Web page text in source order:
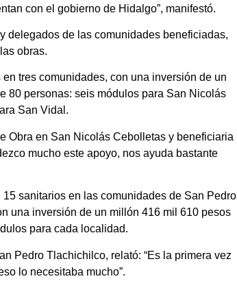
con el gobierno de Hidalgo”, manifestó.
delegados de las comunidades beneficiadas,
obras.
tres comunidades, con una inversión de un
80 personas: seis módulos para San Nicolás
San Vidal.
Obra en San Nicolás Cebolletas y beneficiaria
mucho este apoyo, nos ayuda bastante
sanitarios en las comunidades de San Pedro
una inversión de un millón 416 mil 610 pesos
para cada localidad.
Pedro Tlachichilco, relató: “Es la primera vez
lo necesitaba mucho”.